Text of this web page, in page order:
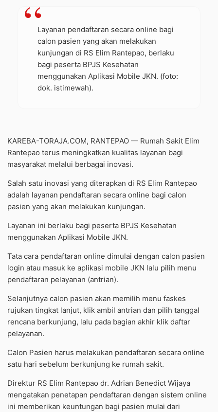
Layanan pendaftaran secara online bagi
calon pasien yang akan melakukan
kunjungan di RS Elim Rantepao, berlaku
bagi peserta BPJS Kesehatan
menggunakan Aplikasi Mobile JKN. (foto:
dok. istimewah).
KAREBA-TORAJA.COM, RANTEPAO — Rumah Sakit Elim
Rantepao terus meningkatkan kualitas layanan bagi
masyarakat melalui berbagai inovasi.
Salah satu inovasi yang diterapkan di RS Elim Rantepao
adalah layanan pendaftaran secara online bagi calon
pasien yang akan melakukan kunjungan.
Layanan ini berlaku bagi peserta BPJS Kesehatan
menggunakan Aplikasi Mobile JKN.
Tata cara pendaftaran online dimulai dengan calon pasien
login atau masuk ke aplikasi mobile JKN lalu pilih menu
pendaftaran pelayanan (antrian).
Selanjutnya calon pasien akan memilih menu faskes
rujukan tingkat lanjut, klik ambil antrian dan pilih tanggal
rencana berkunjung, lalu pada bagian akhir klik daftar
pelayanan.
Calon Pasien harus melakukan pendaftaran secara online
satu hari sebelum berkunjung ke rumah sakit.
Direktur RS Elim Rantepao dr. Adrian Benedict Wijaya
mengatakan penetapan pendaftaran dengan sistem online
ini memberikan keuntungan bagi pasien mulai dari